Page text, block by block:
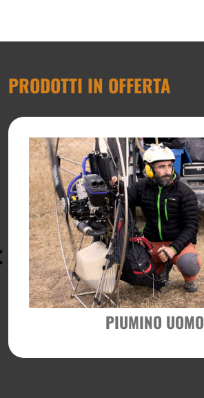
PRODOTTI IN OFFERTA
PIUMINO UOMO